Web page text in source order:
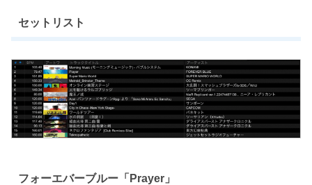
セットリスト
フォーエバーブルー「Prayer」